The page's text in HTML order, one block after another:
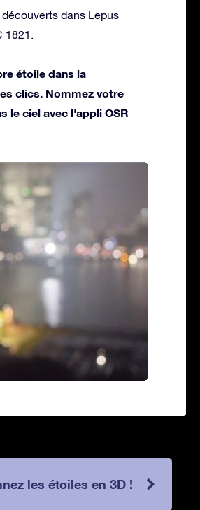
dans Lepus
1821.
étoile dans la
clics. Nommez votre
le ciel avec l'appli OSR
les étoiles en 3D !